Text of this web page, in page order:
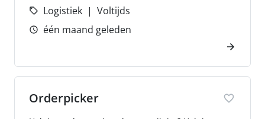
Logistiek
Voltijds
één maand geleden
Orderpicker